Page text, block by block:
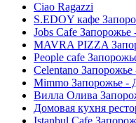
Ciao Ragazzi
S.EDOY кафе
Jobs Cafe Запорожье
MAVRA PIZZA
People cafe
Celentano
Mimmo Запорожье -
Вилла Олива
Домовая кухня